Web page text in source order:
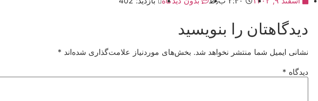
دیدگاهتان را بنویسید
نشانی ایمیل شما منتشر نخواهد شد. بخش‌های موردنیاز علامت‌گذاری شده‌اند *
دیدگاه *